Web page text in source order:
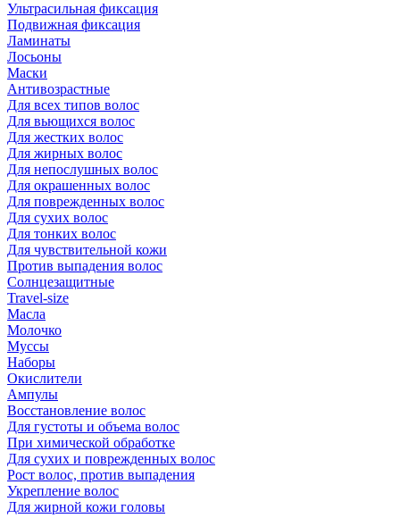
Ультрасильная фиксация
Подвижная фиксация
Ламинаты
Лосьоны
Маски
Антивозрастные
Для всех типов волос
Для вьющихся волос
Для жестких волос
Для жирных волос
Для непослушных волос
Для окрашенных волос
Для поврежденных волос
Для сухих волос
Для тонких волос
Для чувствительной кожи
Против выпадения волос
Солнцезащитные
Travel-size
Масла
Молочко
Муссы
Наборы
Окислители
Ампулы
Восстановление волос
Для густоты и объема волос
При химической обработке
Для сухих и поврежденных волос
Рост волос, против выпадения
Укрепление волос
Для жирной кожи головы